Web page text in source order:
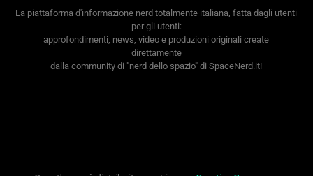
La piattaforma d'informazione nerd totalmente italiana, fatta dagli utenti
per gli utenti:
approfondimenti, news, video e produzioni originali create
direttamente
dalla community di "nerd dello spazio" di SpaceNerd.it!